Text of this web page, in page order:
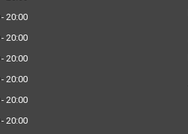
20:00
20:00
20:00
20:00
20:00
20:00